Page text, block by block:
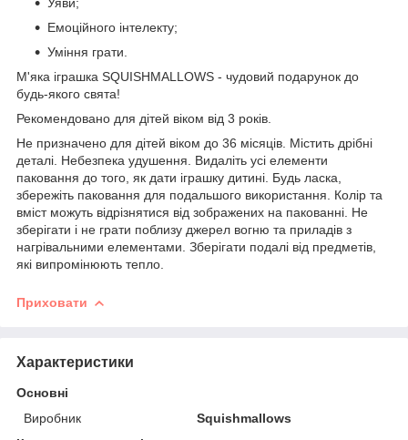
Емоційного інтелекту;
Уміння грати.
М'яка іграшка SQUISHMALLOWS - чудовий подарунок до
будь-якого свята!
Рекомендовано для дітей віком від 3 років.
Не призначено для дітей віком до 36 місяців. Містить дрібні
деталі. Небезпека удушення. Видаліть усі елементи
паковання до того, як дати іграшку дитині. Будь ласка,
збережіть паковання для подальшого використання. Колір та
вміст можуть відрізнятися від зображених на пакованні. Не
зберігати і не грати поблизу джерел вогню та приладів з
нагрівальними елементами. Зберігати подалі від предметів,
які випромінюють тепло.
Приховати
Характеристики
Основні
Виробник
Squishmallows